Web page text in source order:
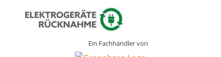
Ein Fachhändler von